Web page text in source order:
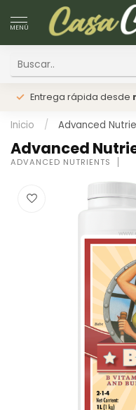
MENÚ
Entrega rápida desde
Inicio / Advanced
Advanced
ADVANCED NUTRIENTS